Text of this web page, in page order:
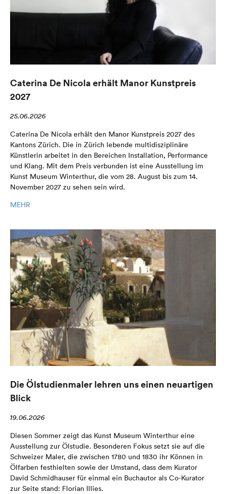
Caterina De Nicola erhält Manor Kunstpreis
2027
25.06.2026
Caterina De Nicola erhält den Manor Kunstpreis 2027 des
Kantons Zürich. Die in Zürich lebende multidisziplinäre
Künstlerin arbeitet in den Bereichen Installation, Performance
und Klang. Mit dem Preis verbunden ist eine Ausstellung im
Kunst Museum Winterthur, die vom 28. August bis zum 14.
November 2027 zu sehen sein wird.
MEHR
Die Ölstudienmaler lehren uns einen neuartigen
Blick
19.06.2026
Diesen Sommer zeigt das Kunst Museum Winterthur eine
Ausstellung zur Ölstudie. Besonderen Fokus setzt sie auf die
Schweizer Maler, die zwischen 1780 und 1830 ihr Können in
Ölfarben festhielten sowie der Umstand, dass dem Kurator
David Schmidhauser für einmal ein Buchautor als Co-Kurator
zur Seite stand: Florian Illies.